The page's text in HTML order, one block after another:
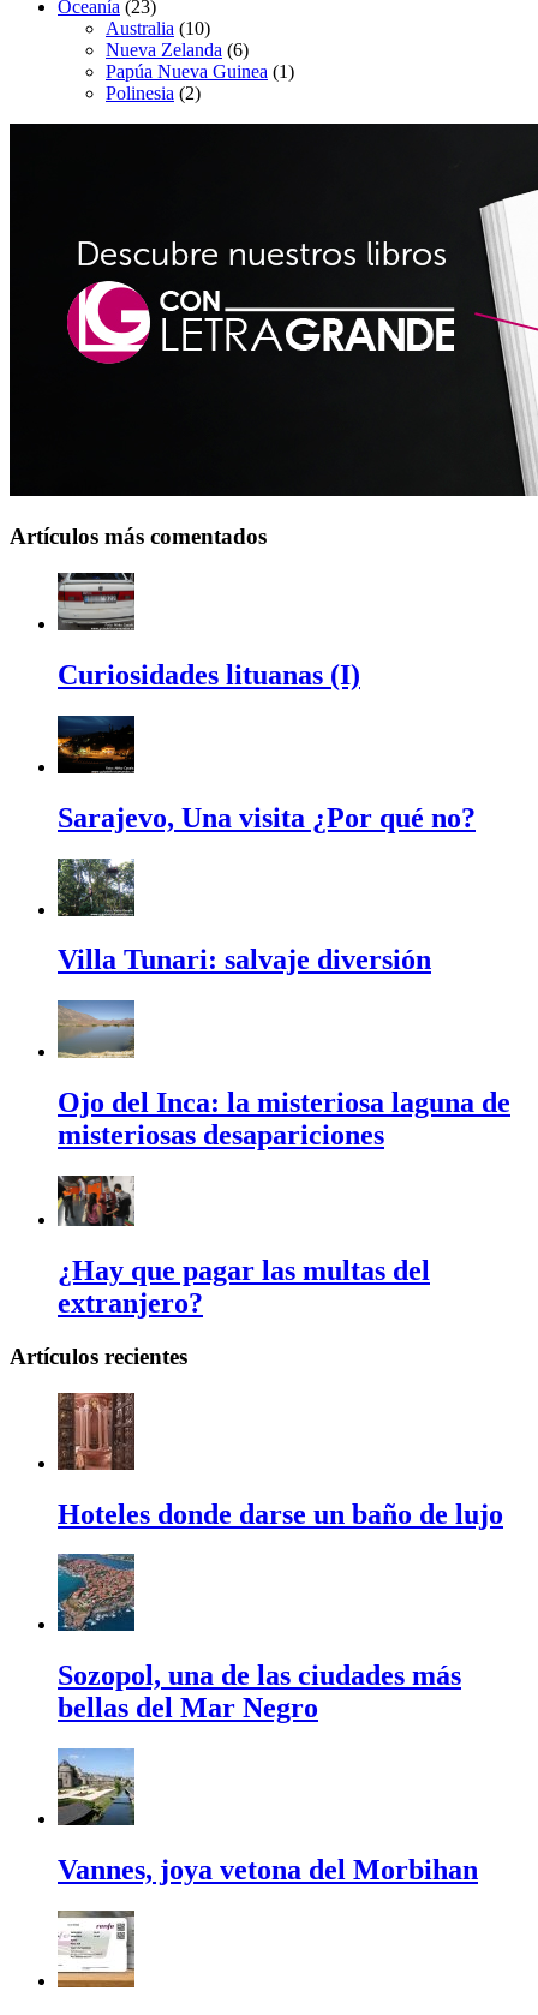
Oceanía (23)
Australia (10)
Nueva Zelanda (6)
Papúa Nueva Guinea (1)
Polinesia (2)
Artículos más comentados
Curiosidades lituanas (I)
Sarajevo, Una visita ¿Por qué no?
Villa Tunari: salvaje diversión
Ojo del Inca: la misteriosa laguna de
misteriosas desapariciones
¿Hay que pagar las multas del
extranjero?
Artículos recientes
Hoteles donde darse un baño de lujo
Sozopol, una de las ciudades más
bellas del Mar Negro
Vannes, joya vetona del Morbihan